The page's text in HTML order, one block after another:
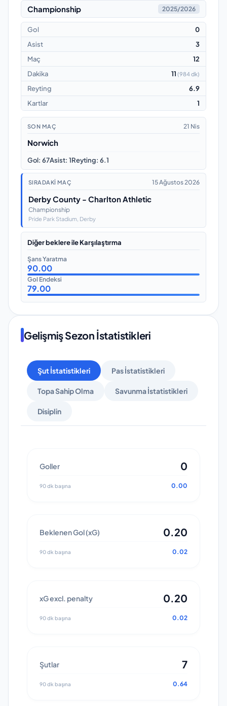
Championship 2025/2026
Gol
0
Asist
3
Maç
12
Dakika
11 (984 dk)
Reyting
6.9
Kartlar
1
SON MAÇ 21 Nis
Norwich
Gol: 67Asist: 1Reyting: 6.1
SIRADAKI MAÇ 15 Ağustos 2026
Derby County - Charlton Athletic
Championship
Pride Park Stadium , Derby
Diğer beklere ile Karşılaştırma
Şans Yaratma
90.00
Gol Endeksi
79.00
Gelişmiş Sezon İstatistikleri
Şut İstatistikleri Pas İstatistikleri
Topa Sahip Olma Savunma İstatistikleri
Disiplin
Goller 0
90 dk başına 0.00
Beklenen Gol (xG) 0.20
90 dk başına 0.02
xG excl. penalty 0.20
90 dk başına 0.02
Şutlar 7
90 dk başına 0.64